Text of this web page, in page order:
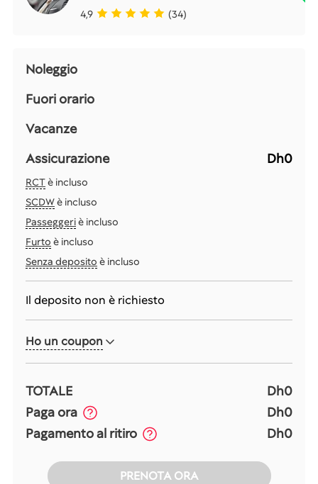
4,9
(34)
Noleggio
Fuori orario
Vacanze
Assicurazione
Dh0
RCTè incluso
SCDWè incluso
Passeggeriè incluso
Furto è incluso
Senza deposito è incluso
Il deposito non è richiesto
Ho un coupon
TOTALE
Dh0
Paga ora
Dh0
Pagamento al ritiro
Dh0
PRENOTA ORA